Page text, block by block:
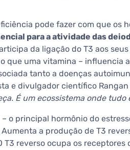
pode fazer com que os
para a atividade das
da ligação do T3 aos
que uma vitamina – influencia
tanto a doenças
e divulgador científico
É um ecossistema onde tudo
– o principal hormônio do
a produção de T3
reverso ocupa os receptores